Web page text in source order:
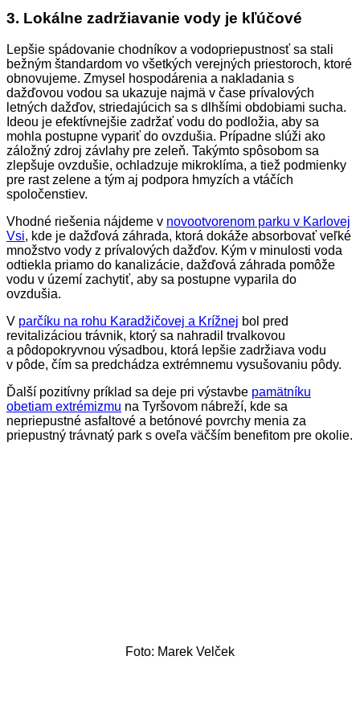
3. Lokálne zadržiavanie vody je kľúčové
Lepšie spádovanie chodníkov a vodopriepustnosť sa stali
bežným štandardom vo všetkých verejných priestoroch, ktoré
obnovujeme. Zmysel hospodárenia a nakladania s
dažďovou vodou sa ukazuje najmä v čase prívalových
letných dažďov, striedajúcich sa s dlhšími obdobiami sucha.
Ideou je efektívnejšie zadržať vodu do podložia, aby sa
mohla postupne vypariť do ovzdušia. Prípadne slúži ako
záložný zdroj závlahy pre zeleň. Takýmto spôsobom sa
zlepšuje ovzdušie, ochladzuje mikroklíma, a tiež podmienky
pre rast zelene a tým aj podpora hmyzích a vtáčích
spoločenstiev.
Vhodné riešenia nájdeme v novootvorenom parku v Karlovej
Vsi, kde je dažďová záhrada, ktorá dokáže absorbovať veľké
množstvo vody z prívalových dažďov. Kým v minulosti voda
odtiekla priamo do kanalizácie, dažďová záhrada pomôže
vodu v území zachytiť, aby sa postupne vyparila do
ovzdušia.
V parčíku na rohu Karadžičovej a Krížnej bol pred
revitalizáciou trávnik, ktorý sa nahradil trvalkovou
a pôdopokryvnou výsadbou, ktorá lepšie zadržiava vodu
v pôde, čím sa predchádza extrémnemu vysušovaniu pôdy.
Ďalší pozitívny príklad sa deje pri výstavbe pamätníku
obetiam extrémizmu na Tyršovom nábreží, kde sa
nepriepustné asfaltové a betónové povrchy menia za
priepustný trávnatý park s oveľa väčším benefitom pre okolie.
Foto: Marek Velček